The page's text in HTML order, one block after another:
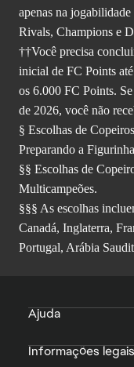
apenas na
Rivals, Champions e
††Você precisa
inicial de FC Points
os 6.000 FC Points.
de 2026, você não
§ Escolhas de
Preparando a
§§ Escolhas de
Multicampeões.
§§§ As escolhas
Canadá, Inglaterra,
Portugal, Arábia
Ajuda
Informações